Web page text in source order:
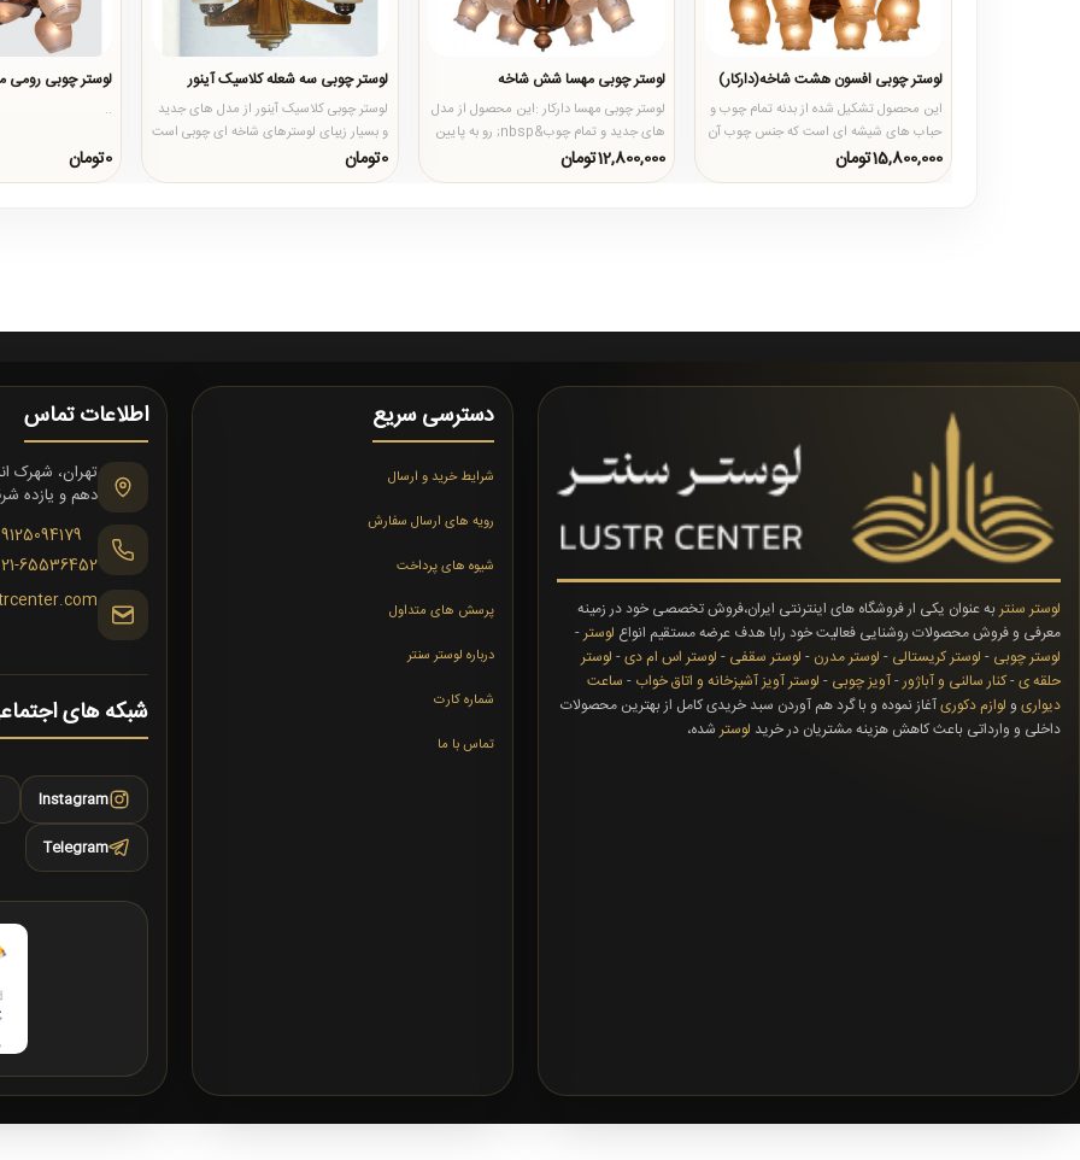
لوستر چوبی افسون هشت شاخه(دارکار)
این محصول تشکیل شده از بدنه تمام چوب و
حباب های شیشه ای است که جنس چوب آن
از چوب روس پخته شده و درجه..
15,800,000تومان
لوستر چوبی مهسا شش شاخه
لوستر چوبی مهسا دارکار :این محصول از مدل
های جدید و تمام چوب&nbsp; رو به پایین
کارهای چوبی میباشد که..
12,800,000تومان
لوستر چوبی سه شعله کلاسیک آینور
لوستر چوبی کلاسیک آینور از مدل های جدید
و بسیار زیبای لوسترهای شاخه ای چوبی است
که بر روی شاخه های آ..
0تومان
لوستر چوبی رومی
..
0تومان
لوستر سنتربه عنوان یکی ار فروشگاه های اینترنتی ایران،فروش تخصصی خود در زمینه
معرفی و فروش محصولات روشنایی فعالیت خود رابا هدف عرضه مستقیم انواع لوستر-
لوستر چوبی - لوستر کریستالی - لوستر مدرن - لوستر سقفی - لوستر اس ام دی- لوستر
حلقه ی-کنار سالنی و آباژور-آویز چوبی - لوستر آویز آشپزخانه و اتاق خواب - ساعت
دیواری و لوازم دکوریآغاز نموده و با گرد هم آوردن سبد خریدی کامل از بهترین محصولات
داخلی و وارداتی باعث کاهش هزینه مشتریان در خرید لوسترشده،
دسترسی سریع
شرایط خرید و ارسال
رویه های ارسال سفارش
شیوه های پرداخت
پرسش های متداول
درباره لوستر سنتر
شماره کارت
تماس با ما
اطلاعات تماس
دهم و یازده
65536452
شبکه های
Instagram
Telegram